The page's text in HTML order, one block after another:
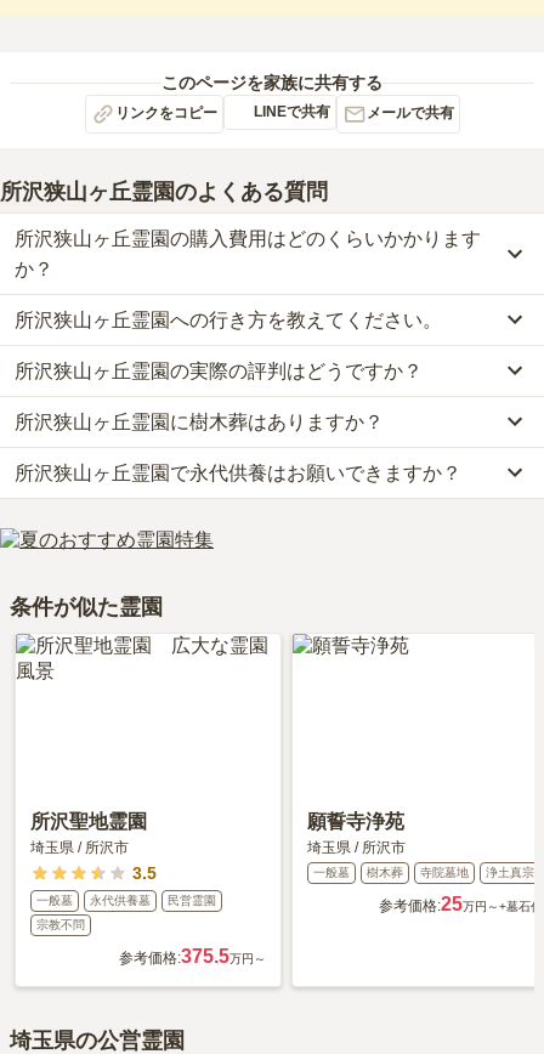
このページを家族に共有する
リンクをコピー LINEで共有 メールで共有
所沢狭山ヶ丘霊園のよくある質問
所沢狭山ヶ丘霊園の購入費用はどのくらいかかります
か？
所沢狭山ヶ丘霊園では、一般墓が約325万円から、樹木葬が約26万
円からお求めいただけます。
なお、所沢狭山ヶ丘霊園がある埼玉県の相場は、一般墓が約64万円
（墓石代別途）、樹木葬が約58万円です。
お墓は、価格が高いものがよい、安いものが悪い、という訳ではあ
きる場所を選ぶことです。
所沢狭山ヶ丘霊園への行き方を教えてください。
公共交通機関の場合、西武池袋線「狭山ヶ丘駅」から徒歩約12分・
西武新宿線「航空公園駅」から所バス［西路線 新所沢・三ヶ島コー
ス］狭山ヶ丘駅東口行 「宮前小学校入口バス停」下車 徒歩9分で
す。
車の場合、圏央道「入間インター」から車で約20分です。
確認ください。
所沢狭山ヶ丘霊園の実際の評判はどうですか？
当サイトに寄せられた総合評価は、3.8点です。特に価格が高く評
価されています。
利用者様からは「霊園の周辺は畑や茶畑が多くて何もないので、お
供え物や生花を買うには狭山ヶ丘駅か入曽駅付近の店舗で購入しな
いといけないのでとても不便です。」といったお声をいただいてお
所沢狭山ヶ丘霊園に樹木葬はありますか？
はい、所沢狭山ヶ丘霊園には4種類の樹木葬がございます。
費用は、約26万円からとなっております。
所沢狭山ヶ丘霊園がある埼玉県の樹木葬の相場価格は、約58万円で
す。
ット＆デメリット・仕組みを解説
所沢狭山ヶ丘霊園で永代供養はお願いできますか？
はい、所沢狭山ヶ丘霊園は永代供養に対応しています。
費用は、約26万円からとなっております。
円です。
永代供養について詳しく知りたい方は『永代供養墓をわかりやすく
解説！ 』をご覧ください。
条件が似た霊園
所沢聖地霊園
埼玉県 / 所沢市
3.5
一般墓 永代供養墓
民営霊園
宗教不問
参考価格:375.5万円～
願誓寺浄苑
埼玉県 / 所沢市
一般墓 樹木葬 寺院墓地 浄土真宗
参考価格:25万円～+墓石代
埼玉県の公営霊園